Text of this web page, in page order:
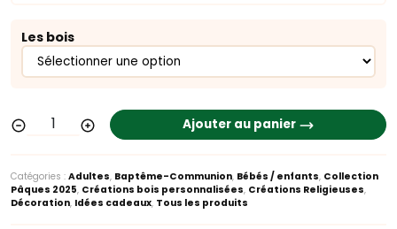
Les bois
Ajouter au panier
Catégories : Adultes, Baptême-Communion, Bébés / enfants, Collection
Pâques 2025, Créations bois personnalisées, Créations Religieuses,
Décoration, Idées cadeaux, Tous les produits